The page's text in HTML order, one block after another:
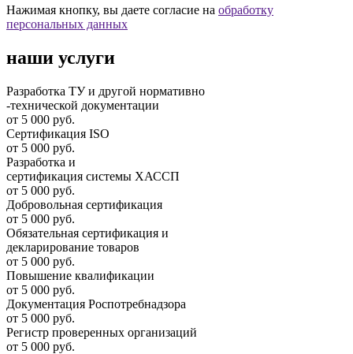
Нажимая кнопку, вы даете согласие на обработку
персональных данных
наши услуги
Разработка ТУ и другой нормативно
-технической документации
от 5 000 руб.
Сертификация ISO
от 5 000 руб.
Разработка и
cертификация системы ХАССП
от 5 000 руб.
Добровольная сертификация
от 5 000 руб.
Обязательная сертификация и
декларирование товаров
от 5 000 руб.
Повышение квалификации
от 5 000 руб.
Документация Роспотребнадзора
от 5 000 руб.
Регистр проверенных организаций
от 5 000 руб.